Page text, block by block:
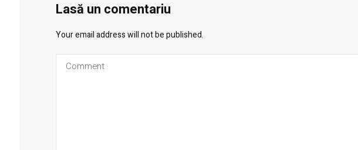
Lasă un comentariu
Your email address will not be published.